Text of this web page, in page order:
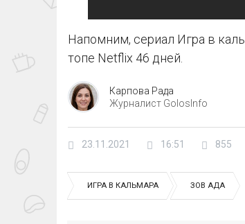
Напомним, сериал Игра в
топе Netflix 46 дней.
Карпова Рада
Журналист GolosInfo
23.11.2021 16:51 855
ИГРА В КАЛЬМАРА ЗОВ АДА